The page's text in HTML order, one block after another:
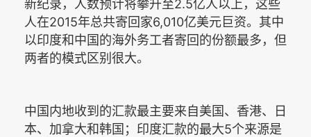
新纪录，人数预计将攀升至2.5亿人以上，这些
人在2015年总共寄回家6,010亿美元巨资。其中
以印度和中国的海外务工者寄回的份额最多，但
两者的模式区别很大。
中国内地收到的汇款最主要来自美国、香港、日
本、加拿大和韩国；印度汇款的最大5个来源是